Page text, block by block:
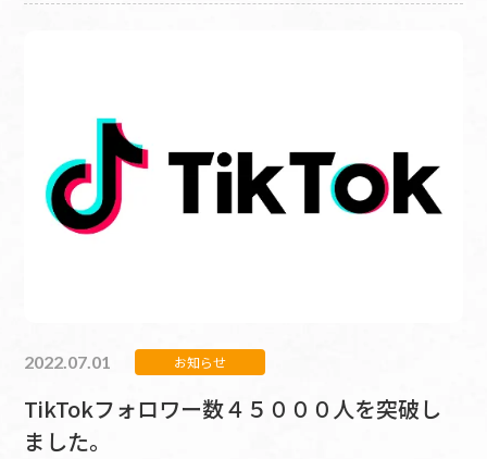
2022.07.01 お知らせ
TikTokフォロワー数４５０００人を突破し
ました。